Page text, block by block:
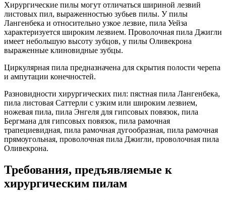
Хирургические пилы могут отличаться шириной лезвий
листовых пил, выраженностью зубьев пилы. У пилы
Лангенбека и относительно узкое лезвие, пила Уейза
характеризуется широким лезвием. Проволочная пила Джигли
имеет небольшую высоту зубцов, у пилы Оливекрона
выраженные клиновидные зубцы.
Циркулярная пила предназначена для скрытия полости черепа
и ампутации конечностей.
Разновидности хирургических пил: пястная пила Лангенбека,
пила листовая Саттерли с узким или широким лезвием,
ножевая пила, пила Энгеля для гипсовых повязок, пила
Бергмана для гипсовых повязок, пила рамочная
трапециевидная, пила рамочная дугообразная, пила рамочная
прямоугольная, проволочная пила Джигли, проволочная пила
Оливекрона.
Требования, предъявляемые к
хирургическим пилам